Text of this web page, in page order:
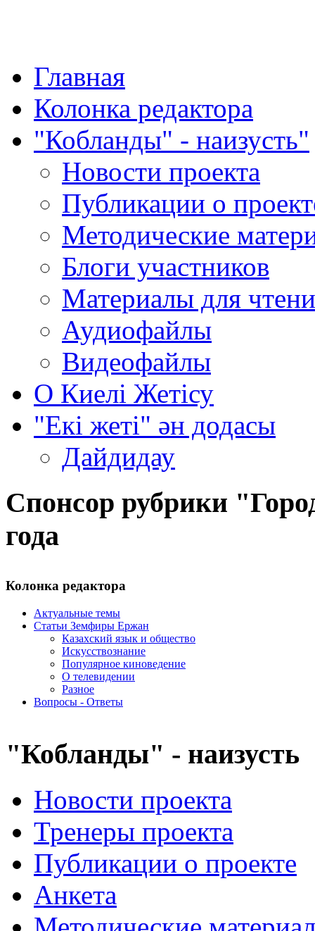
Главная
Колонка редактора
"Кобланды" - наизусть"
Новости проекта
Публикации о
Методические
Блоги участников
Материалы для
Аудиофайлы
Видеофайлы
О Киелi Жетiсу
"Екі жеті" ән додасы
Дайдидау
Спонсор рубрики
года
Колонка редактора
Актуальные темы
Статьи Земфиры Ержан
Казахский язык и общество
Искусствознание
Популярное киноведение
О телевидении
Разное
Вопросы - Ответы
"Кобланды" - наизусть
Новости проекта
Тренеры проекта
Публикации о проекте
Анкета